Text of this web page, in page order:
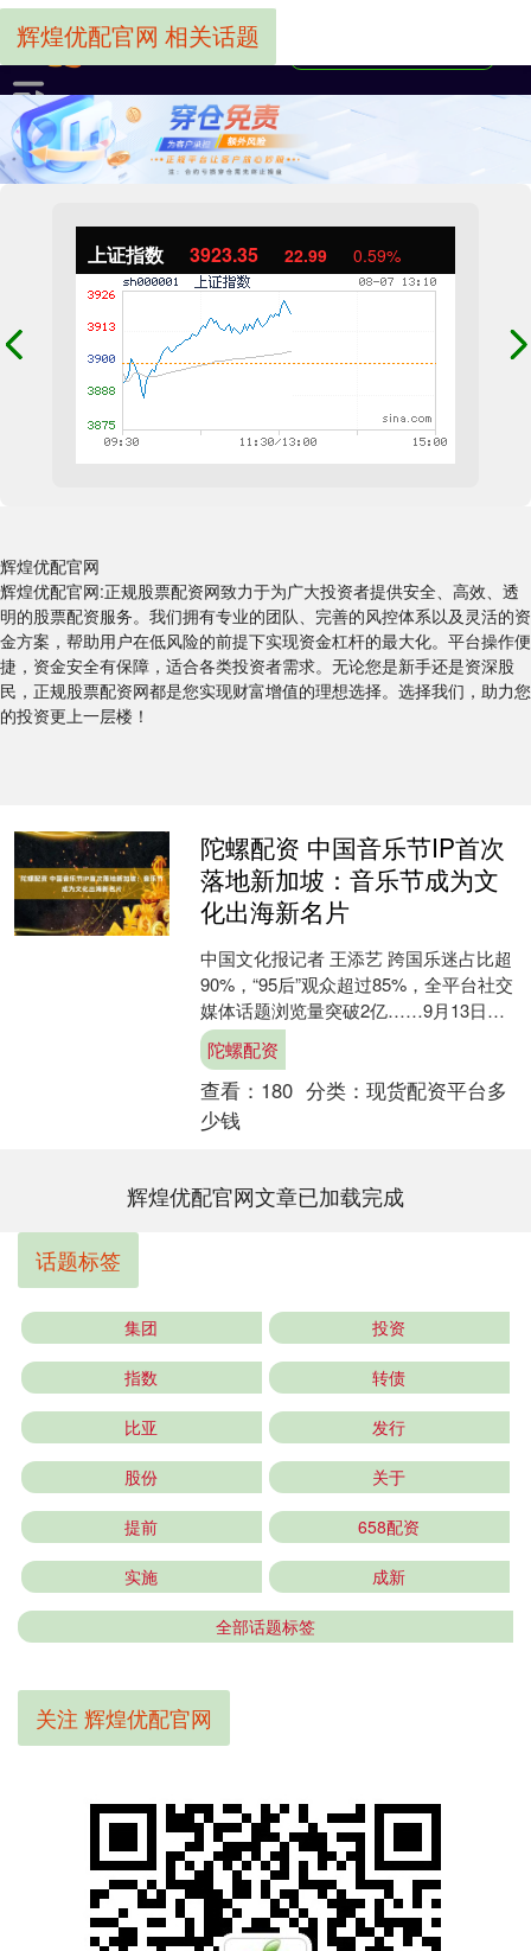
上证指数 3923.35 22.99 0.59%
辉煌优配官网
辉煌优配官网:正规股票配资网致力于为广大投资者提供安全、高效、透
明的股票配资服务。我们拥有专业的团队、完善的风控体系以及灵活的资
金方案，帮助用户在低风险的前提下实现资金杠杆的最大化。平台操作便
捷，资金安全有保障，适合各类投资者需求。无论您是新手还是资深股
民，正规股票配资网都是您实现财富增值的理想选择。选择我们，助力您
的投资更上一层楼！
辉煌优配官网 相关话题
陀螺配资 中国音乐节IP首次
落地新加坡：音乐节成为文
化出海新名片
中国文化报记者 王添艺 跨国乐迷占比超
90%，“95后”观众超过85%，全平台社交
媒体话题浏览量突破2亿……9月13日至
14日，泡泡岛音乐与艺术节在新加坡圣
淘沙....
陀螺配资
查看： 180 分类： 现货配资平台多
少钱
辉煌优配官网文章已加载完成
话题标签
集团 投资
指数 转债
比亚 发行
股份 关于
提前 658配资
实施 成新
全部话题标签
关注 辉煌优配官网